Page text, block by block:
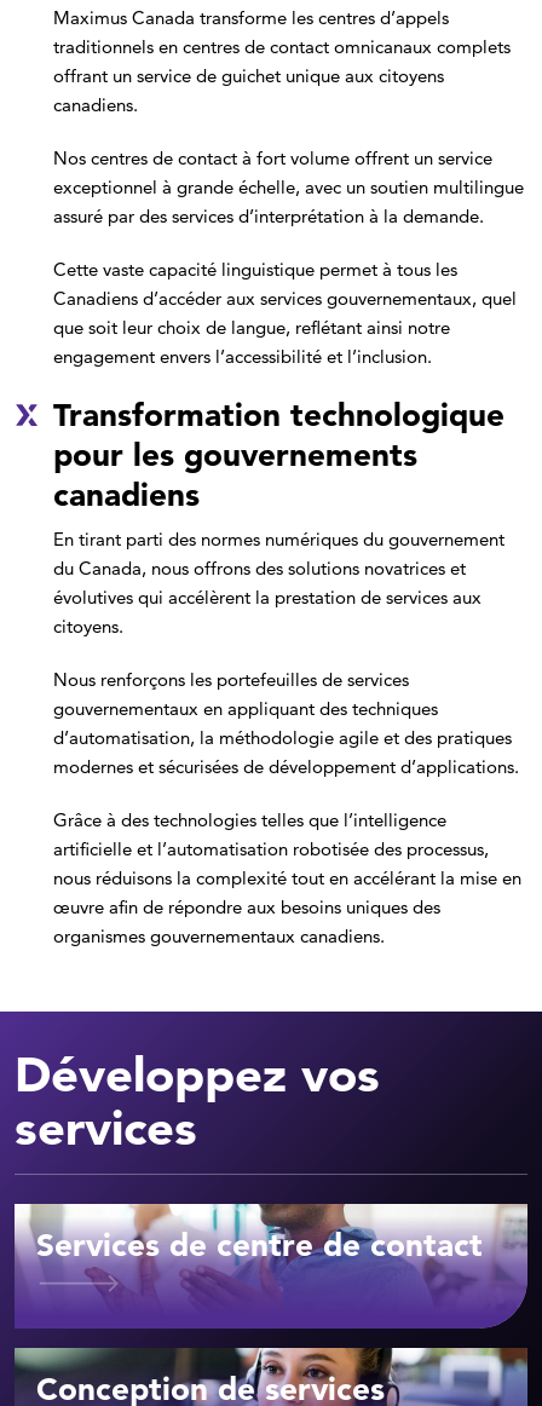
Maximus Canada transforme les centres d’appels
traditionnels en centres de contact omnicanaux complets
offrant un service de guichet unique aux citoyens
canadiens.
Nos centres de contact à fort volume offrent un service
exceptionnel à grande échelle, avec un soutien multilingue
assuré par des services d’interprétation à la demande.
Cette vaste capacité linguistique permet à tous les
Canadiens d’accéder aux services gouvernementaux, quel
que soit leur choix de langue, reflétant ainsi notre
engagement envers l’accessibilité et l’inclusion.
Transformation technologique
pour les gouvernements
canadiens
En tirant parti des normes numériques du gouvernement
du Canada, nous offrons des solutions novatrices et
évolutives qui accélèrent la prestation de services aux
citoyens.
Nous renforçons les portefeuilles de services
gouvernementaux en appliquant des techniques
d’automatisation, la méthodologie agile et des pratiques
modernes et sécurisées de développement d’applications.
Grâce à des technologies telles que l’intelligence
artificielle et l’automatisation robotisée des processus,
nous réduisons la complexité tout en accélérant la mise en
œuvre afin de répondre aux besoins uniques des
organismes gouvernementaux canadiens.
Développez vos
services
Services de centre de contact
Conception de services